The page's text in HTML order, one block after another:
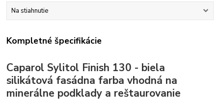
Na stiahnutie
Kompletné špecifikácie
Caparol Sylitol Finish 130 - biela
silikátová fasádna farba vhodná na
minerálne podklady a reštaurovanie